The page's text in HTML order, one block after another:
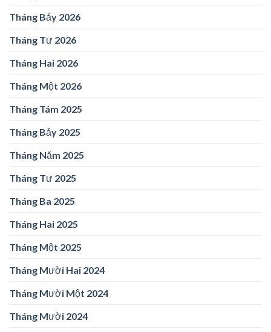
Tháng Bảy 2026
Tháng Tư 2026
Tháng Hai 2026
Tháng Một 2026
Tháng Tám 2025
Tháng Bảy 2025
Tháng Năm 2025
Tháng Tư 2025
Tháng Ba 2025
Tháng Hai 2025
Tháng Một 2025
Tháng Mười Hai 2024
Tháng Mười Một 2024
Tháng Mười 2024